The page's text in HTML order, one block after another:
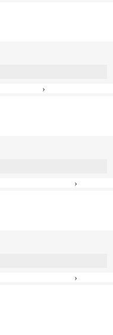
›
›
›